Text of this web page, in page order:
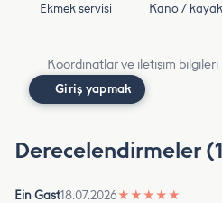
Ekmek servisi Kano / kayak
Koordinatlar ve iletişim bilgileri
Giriş yapmak
Derecelendirmeler
Ein Gast18.07.2026★ ★ ★ ★ ★